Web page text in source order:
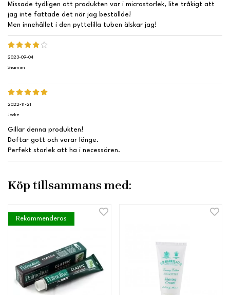
Missade tydligen att produkten var i microstorlek, lite tråkigt att
jag inte fattade det när jag beställde!
Men innehållet i den pyttelilla tuben älskar jag!
2023-09-04
Shamim
2022-11-21
Jocke
Gillar denna produkten!
Doftar gott och varar länge.
Perfekt storlek att ha i necessären.
Köp tillsammans med:
Rekommenderas